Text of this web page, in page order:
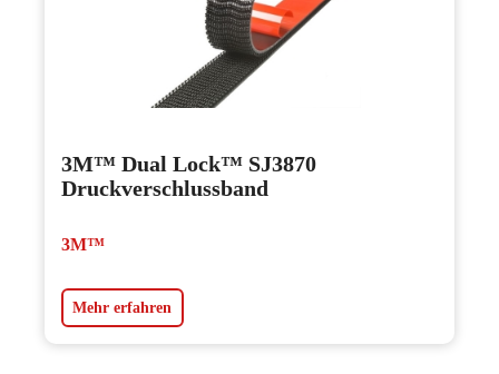
3M™ Dual Lock™ SJ3870
Druckverschlussband
3M™
Mehr erfahren